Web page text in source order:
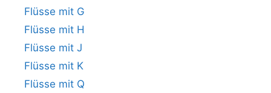
Flüsse mit G
Flüsse mit H
Flüsse mit J
Flüsse mit K
Flüsse mit Q